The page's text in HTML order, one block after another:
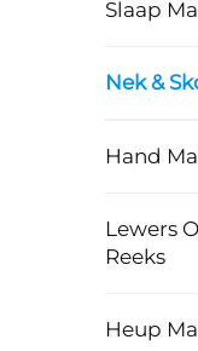
Slaap
Nek &
Hand
Lewers
Reeks
Heup